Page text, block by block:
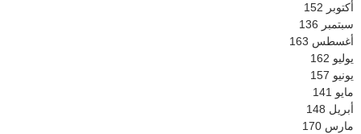
أكتوبر 152
سبتمبر 136
أغسطس 163
يوليو 162
يونيو 157
مايو 141
أبريل 148
مارس 170